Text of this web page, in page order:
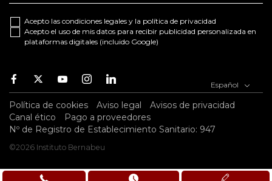
Acepto las condiciones legales y la política de privacidad
Acepto el uso de mis datos para recibir publicidad personalizada en
plataformas digitales (incluido Google)
Facebook
TwitterYoutubeInstagramYoutube Español
Política de cookies Aviso legal
Avisos de privacidad
Canal ético
Pago a proveedores
Nº de Registro de Establecimiento Sanitario: 947
©2026 Instituto Bernabeu